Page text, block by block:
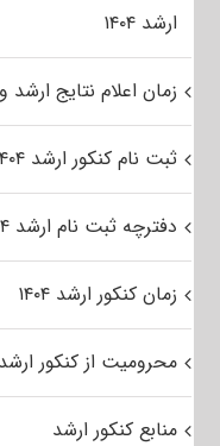
ارشد ۱۴۰۴
زمان اعلام نتایج ارشد
ثبت نام کنکور ارشد ۱۴۰۴
دفترچه ثبت نام ارشد ۱۴۰۴
زمان کنکور ارشد ۱۴۰۴
محرومیت از کنکور ارشد
منابع کنکور ارشد